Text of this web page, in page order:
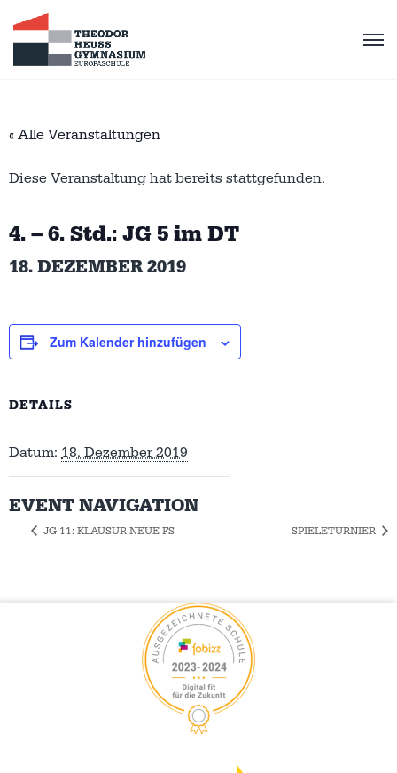
« Alle Veranstaltungen
Diese Veranstaltung hat bereits stattgefunden.
4. – 6. Std.: JG 5 im DT
18. DEZEMBER 2019
Zum Kalender hinzufügen
DETAILS
Datum: 18. Dezember 2019
EVENT NAVIGATION
JG 11: KLAUSUR NEUE FS SPIELETURNIER